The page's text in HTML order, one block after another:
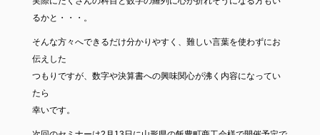
るかと・・・。
そんな方々へできるだけ分かりやすく、難しい言葉を使わずにお
伝えした
つもりですが、数字や決算書への興味関心が沸く内容になってい
たら
幸いです。